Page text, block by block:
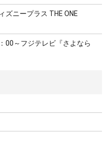
ズニープラス THE ONE
00～フジテレビ『さよなら